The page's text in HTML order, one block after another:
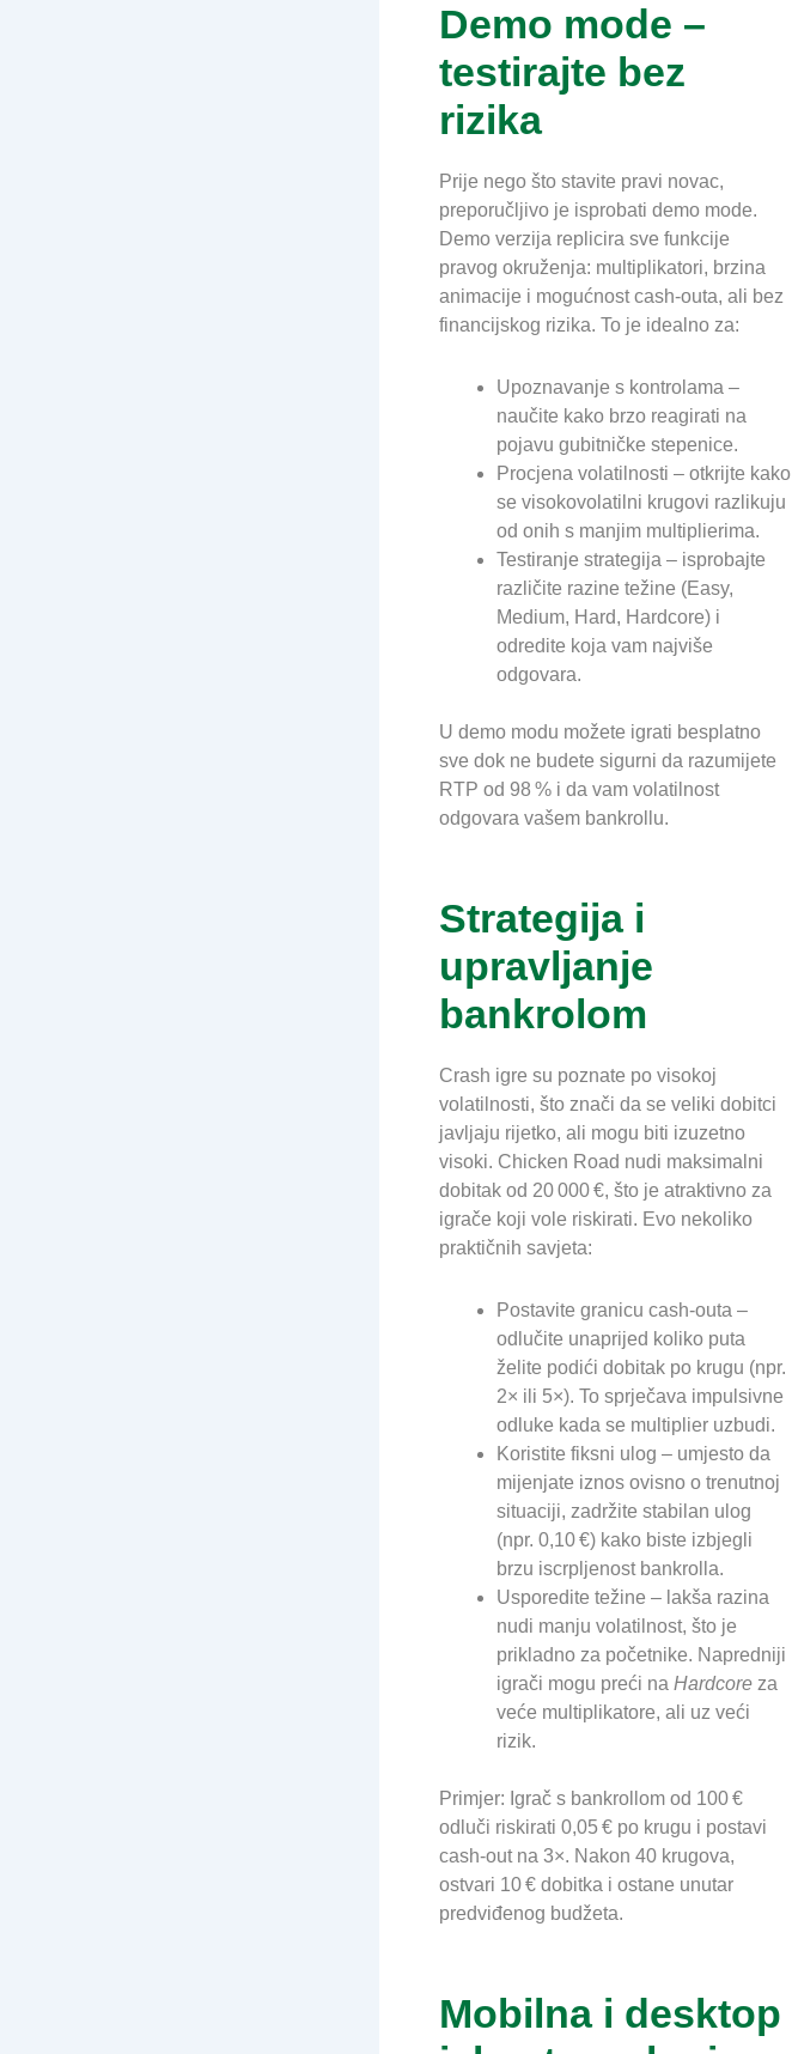
Demo mode –
testirajte bez
rizika
Prije nego što stavite pravi novac,
preporučljivo je isprobati demo mode.
Demo verzija replicira sve funkcije
pravog okruženja: multiplikatori, brzina
animacije i mogućnost cash‑outa, ali bez
financijskog rizika. To je idealno za:
Upoznavanje s kontrolama –
naučite kako brzo reagirati na
pojavu gubitničke stepenice.
Procjena volatilnosti – otkrijte kako
se visokovolatilni krugovi razlikuju
od onih s manjim multiplierima.
Testiranje strategija – isprobajte
različite razine težine (Easy,
Medium, Hard, Hardcore) i
odredite koja vam najviše
odgovara.
U demo modu možete igrati besplatno
sve dok ne budete sigurni da razumijete
RTP od 98 % i da vam volatilnost
odgovara vašem bankrollu.
Strategija i
upravljanje
bankrolom
Crash igre su poznate po visokoj
volatilnosti, što znači da se veliki dobitci
javljaju rijetko, ali mogu biti izuzetno
visoki. Chicken Road nudi maksimalni
dobitak od 20 000 €, što je atraktivno za
igrače koji vole riskirati. Evo nekoliko
praktičnih savjeta:
Postavite granicu cash‑outa –
odlučite unaprijed koliko puta
želite podići dobitak po krugu (npr.
2× ili 5×). To sprječava impulsivne
odluke kada se multiplier uzbudi.
Koristite fiksni ulog – umjesto da
mijenjate iznos ovisno o trenutnoj
situaciji, zadržite stabilan ulog
(npr. 0,10 €) kako biste izbjegli
brzu iscrpljenost bankrolla.
Usporedite težine – lakša razina
nudi manju volatilnost, što je
prikladno za početnike. Napredniji
igrači mogu preći na Hardcore za
veće multiplikatore, ali uz veći
rizik.
Primjer: Igrač s bankrollom od 100 €
odluči riskirati 0,05 € po krugu i postavi
cash‑out na 3×. Nakon 40 krugova,
ostvari 10 € dobitka i ostane unutar
predviđenog budžeta.
Mobilna i desktop